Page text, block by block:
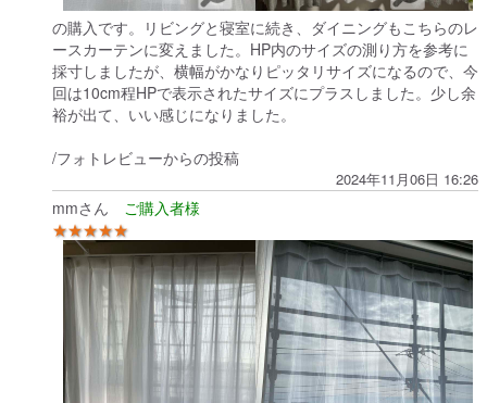
の購入です。リビングと寝室に続き、ダイニングもこちらのレ
ースカーテンに変えました。HP内のサイズの測り方を参考に
採寸しましたが、横幅がかなりピッタリサイズになるので、今
回は10cm程HPで表示されたサイズにプラスしました。少し余
裕が出て、いい感じになりました。
/フォトレビューからの投稿
2024年11月06日 16:26
mmさん
★★★★★
古く